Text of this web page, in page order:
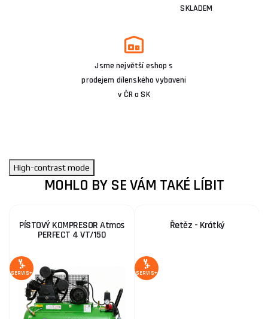
SKLADEM
Jsme největší eshop s
prodejem dílenského vybavení
v ČR a SK
High-contrast mode
MOHLO BY SE VÁM TAKÉ LÍBIT
PÍSTOVÝ KOMPRESOR Atmos
PERFECT 4 VT/150
SERVIS+
Řetěz - Krátký
SERVIS+